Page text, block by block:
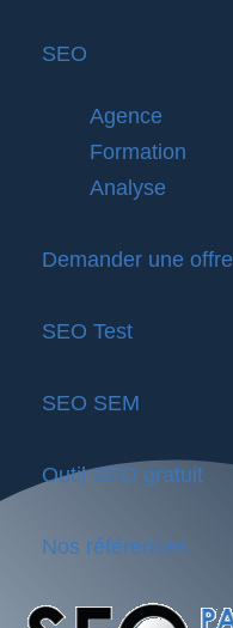
SEO
Agence
Formation
Analyse
Demander une offre
SEO Test
SEO SEM
Outil SEO gratuit
Nos références